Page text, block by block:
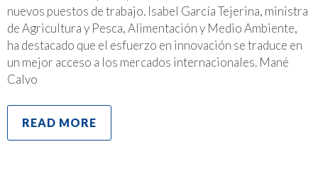
nuevos puestos de trabajo. Isabel García Tejerina, ministra
de Agricultura y Pesca, Alimentación y Medio Ambiente,
ha destacado que el esfuerzo en innovación se traduce en
un mejor acceso a los mercados internacionales. Mané
Calvo
READ MORE